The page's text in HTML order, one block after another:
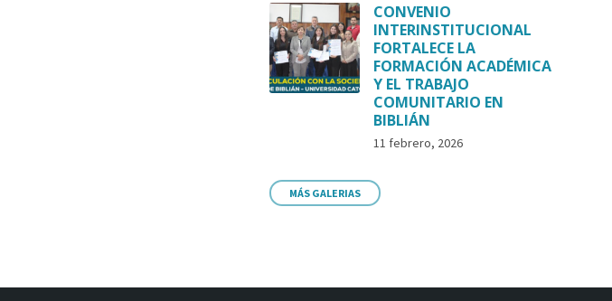
CONVENIO
INTERINSTITUCIONAL
FORTALECE LA
FORMACIÓN ACADÉMICA
Y EL TRABAJO
COMUNITARIO EN
BIBLIÁN
11 febrero, 2026
MÁS GALERIAS